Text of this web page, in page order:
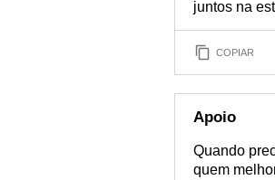
juntos na
COPIAR
Apoio
Quando
quem